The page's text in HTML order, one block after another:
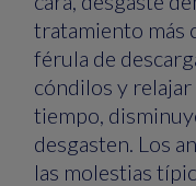
tratamiento más
férula de
cóndilos y
tiempo,
desgasten. Los
las molestias